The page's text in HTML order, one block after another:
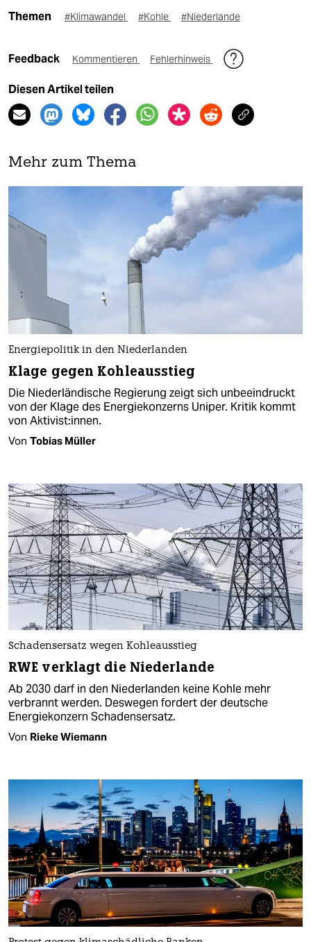
Themen #Klimawandel #Kohle #Niederlande
Feedback Kommentieren Fehlerhinweis
Diesen Artikel teilen
Mehr zum Thema
Energiepolitik in den Niederlanden
Klage gegen Kohleausstieg
Die Niederländische Regierung zeigt sich unbeeindruckt
von der Klage des Energiekonzerns Uniper. Kritik kommt
von Aktivist:innen.
Von Tobias Müller
Schadensersatz wegen Kohleausstieg
RWE verklagt die Niederlande
Ab 2030 darf in den Niederlanden keine Kohle mehr
verbrannt werden. Deswegen fordert der deutsche
Energiekonzern Schadensersatz.
Von Rieke Wiemann